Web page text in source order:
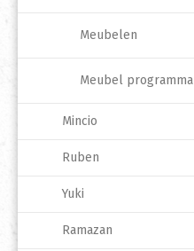
Meubelen
Meubel programma
Mincio
Ruben
Yuki
Ramazan